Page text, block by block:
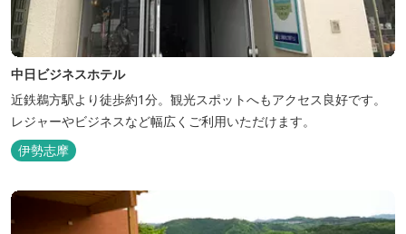
中日ビジネスホテル
近鉄鵜方駅より徒歩約1分。観光スポットへもアクセス良好です。
レジャーやビジネスなど幅広くご利用いただけます。
伊勢志摩